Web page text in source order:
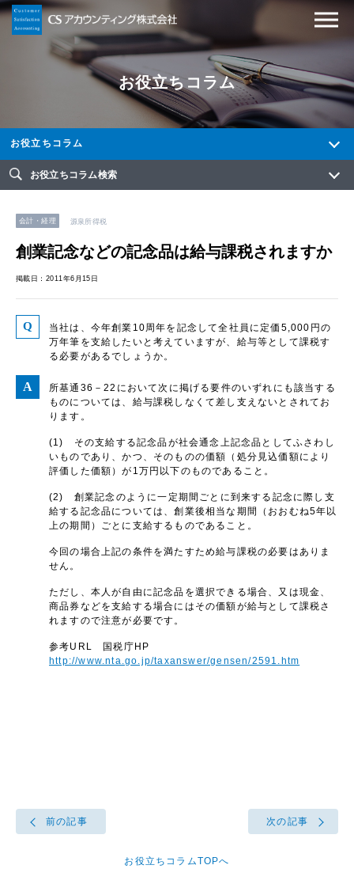
お役立ちコラム
お役立ちコラム
お役立ちコラム検索
会計・経理 源泉所得税
創業記念などの記念品は給与課税されますか
掲載日：2011年6月15日
当社は、今年創業10周年を記念して全社員に定価5,000円の
万年筆を支給したいと考えていますが、給与等として課税す
る必要があるでしょうか。
所基通36－22において次に掲げる要件のいずれにも該当する
ものについては、給与課税しなくて差し支えないとされてお
ります。
(1) その支給する記念品が社会通念上記念品としてふさわし
いものであり、かつ、そのものの価額（処分見込価額により
評価した価額）が1万円以下のものであること。
(2) 創業記念のように一定期間ごとに到来する記念に際し支
給する記念品については、創業後相当な期間（おおむね5年以
上の期間）ごとに支給するものであること。
今回の場合上記の条件を満たすため給与課税の必要はありま
せん。
ただし、本人が自由に記念品を選択できる場合、又は現金、
商品券などを支給する場合にはその価額が給与として課税さ
れますので注意が必要です。
参考URL 国税庁HP
http://www.nta.go.jp/taxanswer/gensen/2591.htm
前の記事
お役立ちコラムTOPへ
次の記事